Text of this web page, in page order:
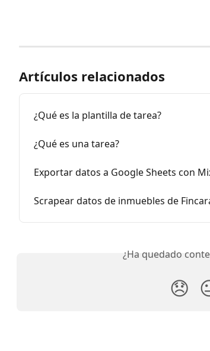
Artículos relacionados
¿Qué es la plantilla de tarea?
¿Qué es una tarea?
Exportar datos a Google Sheets con
Scrapear datos de inmuebles de
¿Ha quedado
😞